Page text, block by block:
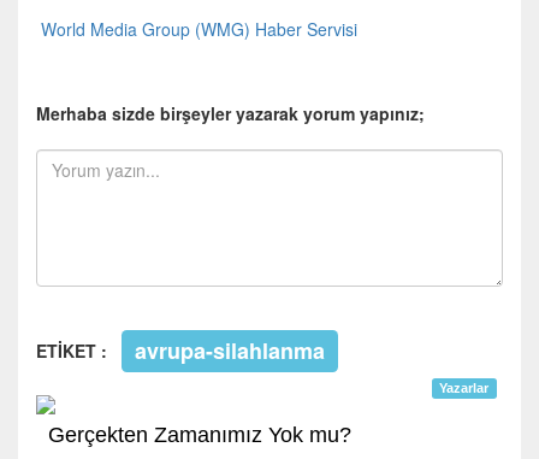
World Media Group (WMG) Haber Servisi
Merhaba sizde birşeyler yazarak yorum yapınız;
ETİKET : avrupa-silahlanma
Yazarlar
Gerçekten Zamanımız Yok mu?